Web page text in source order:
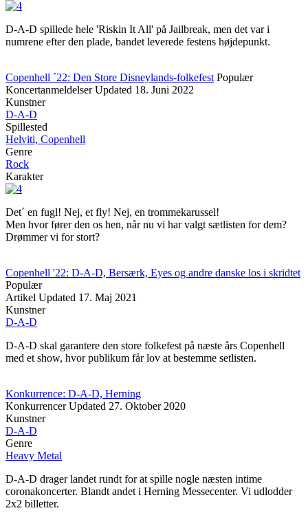
D-A-D spillede hele 'Riskin It All' på Jailbreak, men det var i
numrene efter den plade, bandet leverede festens højdepunkt.
Copenhell ´22: Den Store Disneylands-folkefest Populær
Koncertanmeldelser Updated 18. Juni 2022
Kunstner
D-A-D
Spillested
Helviti, Copenhell
Genre
Rock
Karakter
Det´ en fugl! Nej, et fly! Nej, en trommekarussel!
Men hvor fører den os hen, når nu vi har valgt sætlisten for dem?
Drømmer vi for stort?
Copenhell '22: D-A-D, Bersærk, Eyes og andre danske los i skridtet
Populær
Artikel Updated 17. Maj 2021
Kunstner
D-A-D
D-A-D skal garantere den store folkefest på næste års Copenhell
med et show, hvor publikum får lov at bestemme setlisten.
Konkurrence: D-A-D, Herning
Konkurrencer Updated 27. Oktober 2020
Kunstner
D-A-D
Genre
Heavy Metal
D-A-D drager landet rundt for at spille nogle næsten intime
coronakoncerter. Blandt andet i Herning Messecenter. Vi udlodder
2x2 billetter.